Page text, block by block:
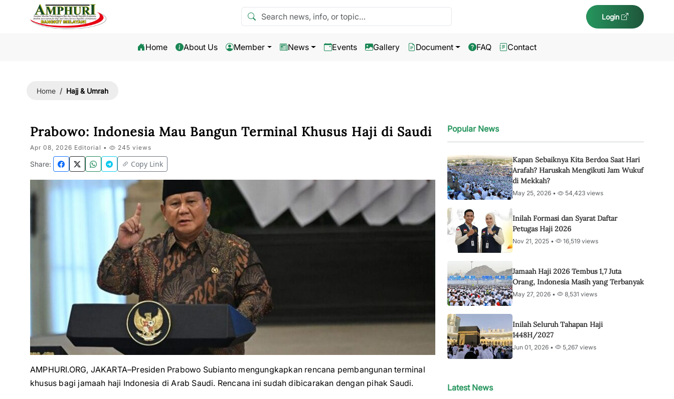
Search news Login
Home About Us Member News Events Gallery Document FAQ Contact
Home Hajj & Umrah
Prabowo: Indonesia Mau Bangun Terminal Khusus Haji di Saudi
Apr 08, 2026 Editorial • 245 views
Share: Copy Link
AMPHURI.ORG, JAKARTA–Presiden Prabowo Subianto mengungkapkan rencana pembangunan terminal
khusus bagi jamaah haji Indonesia di Arab Saudi. Rencana ini sudah dibicarakan dengan pihak Saudi.
Popular News
Kapan Sebaiknya Kita Berdoa Saat Hari
Arafah? Haruskah Mengikuti Jam Wukuf
di Mekkah?
May 25, 2026 • 54,423 views
Inilah Formasi dan Syarat Daftar
Petugas Haji 2026
Nov 21, 2025 • 16,519 views
Jamaah Haji 2026 Tembus 1,7 Juta
Orang, Indonesia Masih yang Terbanyak
May 27, 2026 • 8,531 views
Inilah Seluruh Tahapan Haji
1448H/2027
Jun 01, 2026 • 5,267 views
Latest News